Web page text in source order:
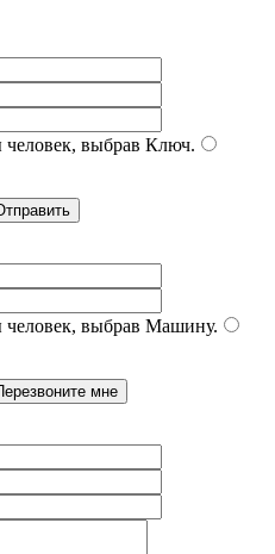
выбрав Ключ.
выбрав Машину.